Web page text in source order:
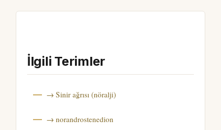
İlgili Terimler
→ Sinir ağrısı (nöralji)
→ norandrostenedion